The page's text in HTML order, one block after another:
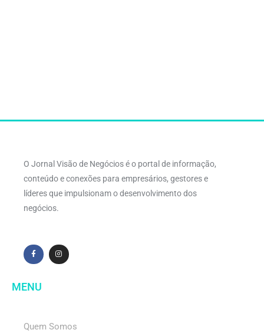
O Jornal Visão de Negócios é o portal de informação,
conteúdo e conexões para empresários, gestores e
líderes que impulsionam o desenvolvimento dos
negócios.
MENU
Quem Somos